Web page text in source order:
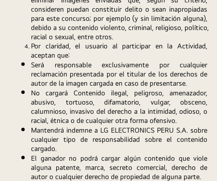
consideren puedan constituir delito o sean inapropiadas
para este concurso; por ejemplo (y sin limitación alguna),
debido a su contenido violento, criminal, religioso, político,
racial o sexual, entre otros.
Por claridad, el usuario al participar en la Actividad,
aceptan que:
Será responsable exclusivamente por cualquier
reclamación presentada por el titular de los derechos de
autor de la imagen cargada en caso de presentarse.
No cargará Contenido ilegal, peligroso, amenazador,
abusivo, tortuoso, difamatorio, vulgar, obsceno,
calumnioso, invasivo del derecho a la intimidad, odioso, o
racial, étnica o de cualquier otra forma ofensivo.
Mantendrá indemne a LG ELECTRONICS PERU S.A. sobre
cualquier tipo de responsabilidad sobre el contenido
cargado.
El ganador no podrá cargar algún contenido que viole
alguna patente, marca, secreto comercial, derecho de
autor o cualquier derecho de propiedad de alguna parte.